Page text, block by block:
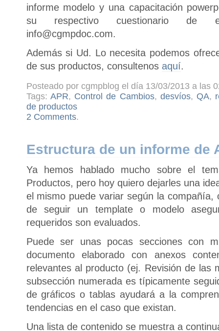
informe modelo y una capacitación
su respectivo cuestionario de
info@cgmpdoc.com.
Además si Ud. Lo necesita podemos
de sus productos, consultenos aquí.
Posteado por cgmpblog el día 13/03/2013 a las
Tags: APR, Control de Cambios, desvíos, QA,
de productos
2 Comments.
Estructura de un informe de
Ya hemos hablado mucho sobre el
Productos, pero hoy quiero dejarles una
el mismo puede variar según la compañía,
de seguir un template o modelo
requeridos son evaluados.
Puede ser unas pocas secciones con
documento elaborado con anexos
relevantes al producto (ej. Revisión de las
subsección numerada es típicamente
de gráficos o tablas ayudará a la
tendencias en el caso que existan.
Una lista de contenido se muestra a